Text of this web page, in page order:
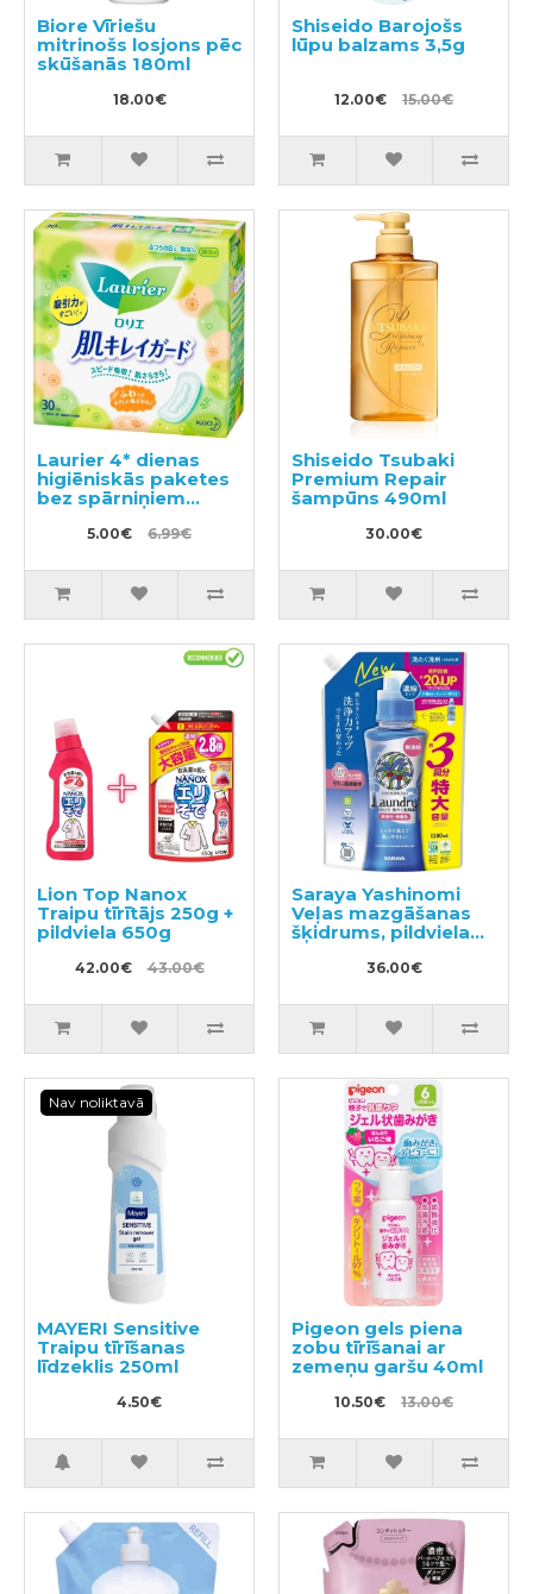
Biore Vīriešu
mitrinošs losjons pēc
skūšanās 180ml
18.00€
Shiseido Barojošs
lūpu balzams 3,5g
12.00€ 15.00€
Laurier 4* dienas
higiēniskās paketes
bez spārniņiem
20,5cm 30gab
5.00€ 6.99€
Shiseido Tsubaki
Premium Repair
šampūns 490ml
30.00€
Lion Top Nanox
Traipu tīrītājs 250g +
pildviela 650g
42.00€ 43.00€
Saraya Yashinomi
Veļas mazgāšanas
šķidrums, pildviela
1380ml
36.00€
Nav noliktavā
MAYERI Sensitive
Traipu tīrīšanas
līdzeklis 250ml
4.50€
Pigeon gels piena
zobu tīrīšanai ar
zemeņu garšu 40ml
10.50€ 13.00€